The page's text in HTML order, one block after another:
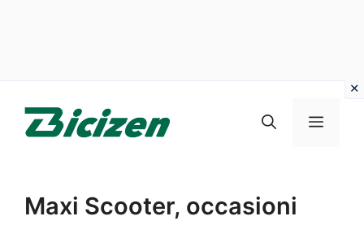
Menu
Maxi Scooter, occasioni